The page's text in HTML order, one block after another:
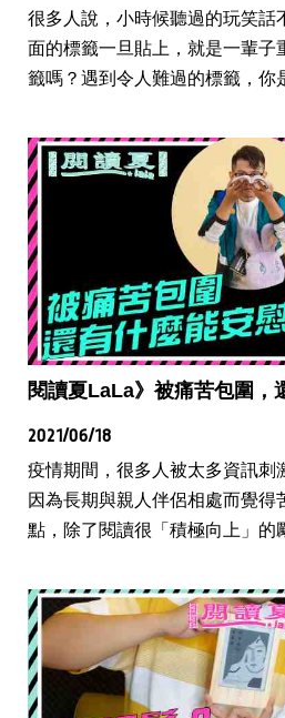
很多人說，小時候聽過的玩笑話
面的標籤一旦貼上，就是一輩子
籤嗎？遇到令人難過的標籤，你
閱讀夏LaLa》被痛苦包圍，
2021/06/18
疫情期間，很多人被太多資訊刺
因為長期與親人伴侶相處而覺得
點，除了閱讀很「積極向上」的